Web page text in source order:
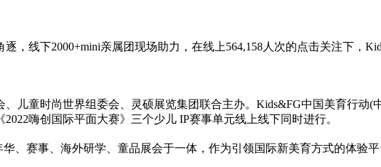
逐，线下2000+mini亲属团现场助力，在线上564,158人次的点击关注下，
、儿童时尚世界组委会、灵硕展览集团联合主办。Kids&FG中国美育行动
2022嗨创国际平面大赛》三个少儿 IP赛事单元线上线下同时进行。
、赛事、海外研学、童品展会于一体，作为引领国际新美育方式的体验平